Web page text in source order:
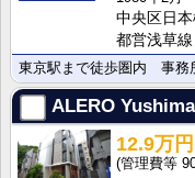
中央区日本
都営浅草
東京駅まで徒歩圏内 事務
ALERO
12.9万円